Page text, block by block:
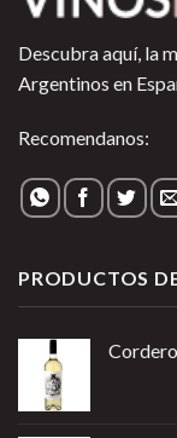
Descubra aquí, la
Argentinos en
Recomendanos:
PRODUCTOS